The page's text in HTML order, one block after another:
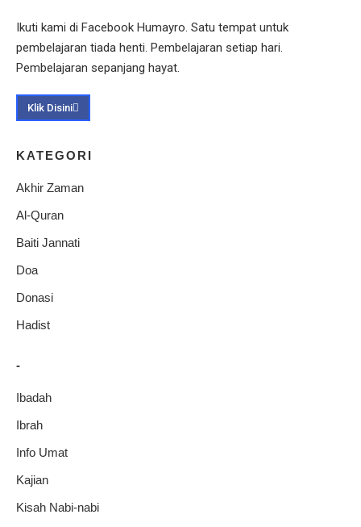
Ikuti kami di Facebook Humayro. Satu tempat untuk
pembelajaran tiada henti. Pembelajaran setiap hari.
Pembelajaran sepanjang hayat.
Klik Disini
KATEGORI
Akhir Zaman
Al-Quran
Baiti Jannati
Doa
Donasi
Hadist
-
Ibadah
Ibrah
Info Umat
Kajian
Kisah Nabi-nabi